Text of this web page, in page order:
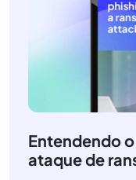
Entendendo
ataque de